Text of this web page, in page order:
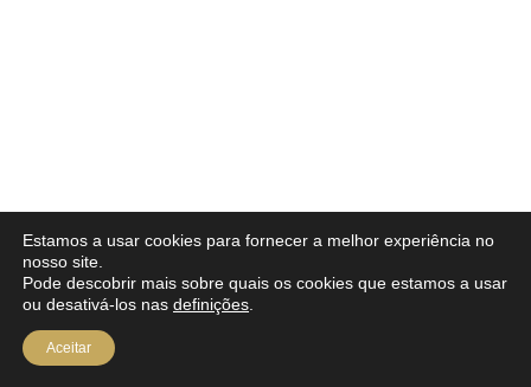
Estamos a usar cookies para fornecer a melhor experiência no
nosso site.
Pode descobrir mais sobre quais os cookies que estamos a usar
ou desativá-los nas definições
Aceitar